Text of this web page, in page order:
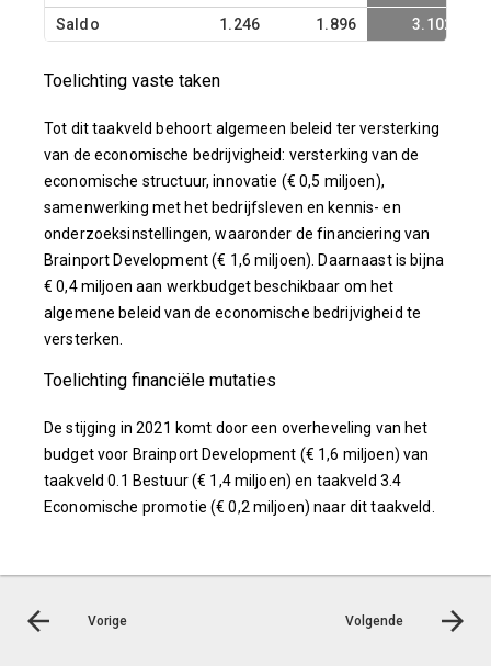
Saldo 1.246 1.896 3.102
Toelichting vaste taken
Tot dit taakveld behoort algemeen beleid ter versterking
van de economische bedrijvigheid: versterking van de
economische structuur, innovatie (€ 0,5 miljoen),
samenwerking met het bedrijfsleven en kennis- en
onderzoeksinstellingen, waaronder de financiering van
Brainport Development (€ 1,6 miljoen). Daarnaast is bijna
€ 0,4 miljoen aan werkbudget beschikbaar om het
algemene beleid van de economische bedrijvigheid te
versterken.
Toelichting financiële mutaties
De stijging in 2021 komt door een overheveling van het
budget voor Brainport Development (€ 1,6 miljoen) van
taakveld 0.1 Bestuur (€ 1,4 miljoen) en taakveld 3.4
Economische promotie (€ 0,2 miljoen) naar dit taakveld.
Vorige Volgende